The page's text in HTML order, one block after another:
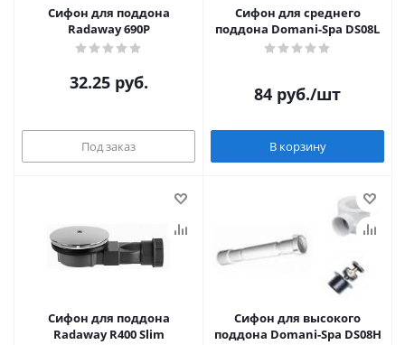
Сифон для поддона
Radaway 690P
32.25руб.
Под заказ
Сифон для среднего
поддона Domani-Spa DS08L
84 руб./шт
В корзину
Сифон для поддона
Radaway R400 Slim
Сифон для высокого
поддона Domani-Spa DS08H